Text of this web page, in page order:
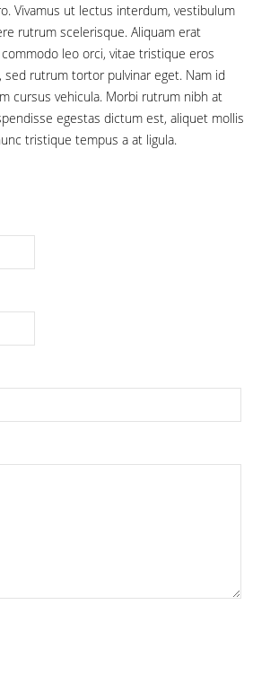
Vivamus ut lectus interdum, vestibulum
rutrum scelerisque. Aliquam erat
leo orci, vitae tristique eros
sed rutrum tortor pulvinar eget. Nam id
cursus vehicula. Morbi rutrum nibh at
egestas dictum est, aliquet mollis
tristique tempus a at ligula.